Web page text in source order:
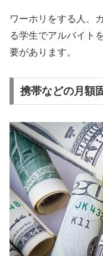
ワーホリをする人、
る学生でアルバイト
要があります。
携帯などの月額